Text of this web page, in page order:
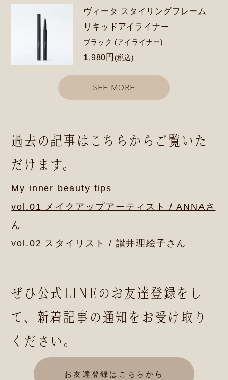
ヴィータ スタイリングフレーム
リキッドアイライナー
ブラック (アイライナー)
1,980円 (税込)
SEE MORE
過去の記事はこちらからご覧いた
だけます。
My inner beauty tips
vol.01 メイクアップアーティスト / ANNAさ
ん
vol.02 スタイリスト / 讃井理絵子さん
ぜひ公式LINEのお友達登録をし
て、 新着記事の通知をお受け取り
ください。
お友達登録はこちらから